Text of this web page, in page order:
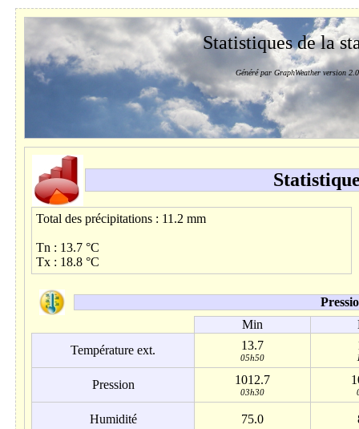
Statistiques de la
Généré par GraphWeather version 2.0